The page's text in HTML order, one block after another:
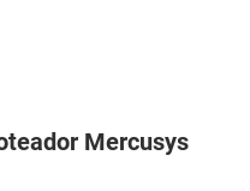
Mercusys